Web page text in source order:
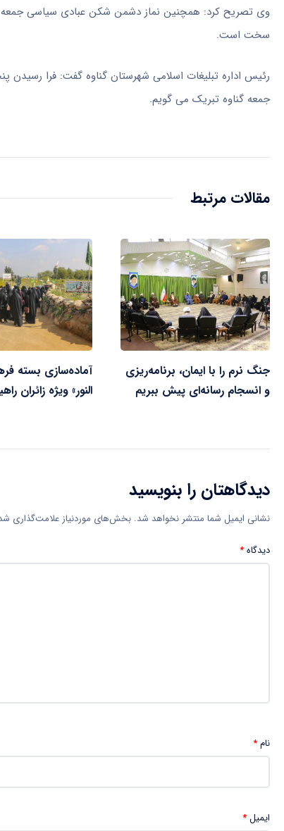
وی تصریح کرد: همچنین نماز دشمن شکن عبادی سیاسی جمعه
سخت است.
رئیس اداره تبلیغات اسلامی شهرستان گناوه گفت: فرا رسیدن
جمعه گناوه تبریک می گویم.
مقالات مرتبط
جنگ نرم را با ایمان، برنامه‌ریزی
و انسجام رسانه‌ای پیش ببریم
آماده‌سازی بسته
النور» ویژه زائران
دیدگاهتان را بنویسید
نشانی ایمیل شما منتشر نخواهد شد. بخش‌های موردنیاز علامت‌گذاری
دیدگاه*
نام*
ایمیل*